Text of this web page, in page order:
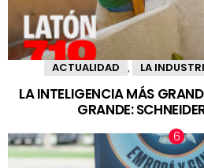
ACTUALIDAD LA
LA INTELIGENCIA MÁS
GRANDE: